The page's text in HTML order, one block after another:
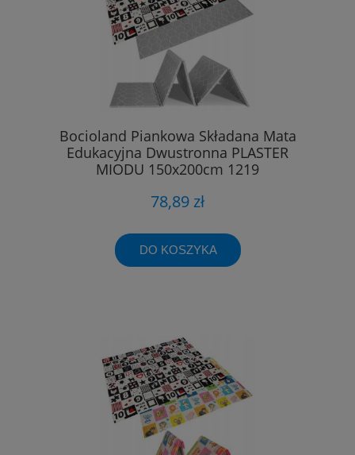
Bocioland Piankowa Składana Mata
Edukacyjna Dwustronna PLASTER
MIODU 150x200cm 1219
78,89 zł
DO KOSZYKA